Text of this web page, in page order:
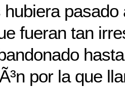
hubiera
fueran tan
por la que